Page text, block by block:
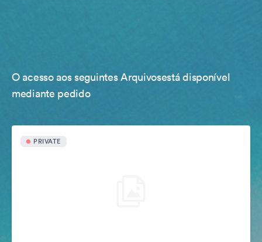
O acesso aos seguintes Arquivosestá disponível
mediante pedido
PRIVATE